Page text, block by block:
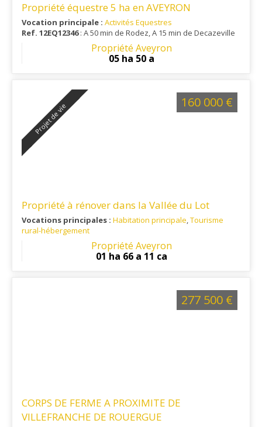
Propriété équestre 5 ha en AVEYRON
Vocation principale : Activités Equestres
Ref. 12EQ12346: A 50 min de Rodez, A 15 min de Decazeville
Propriété Aveyron
05 ha 50 a
Projet de vie
Propriété à rénover dans la Vallée du Lot
Vocations principales : Habitation principale,Tourisme
rural-hébergement
: Aveyron, aux portes du Lot, 20 mn de Figeac
(46) et 20 mn de Villeneuve (12)Propriété Aveyron
01 ha 66 a 11 ca
160 000 €
CORPS DE FERME A PROXIMITE DE
VILLEFRANCHE DE ROUERGUE
277 500 €